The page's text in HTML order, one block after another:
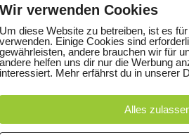
Wir verwenden Cookies
Um diese Website zu betreiben, ist es
verwenden. Einige Cookies sind
gewährleisten, andere brauchen wir für
andere helfen uns dir nur die Werbung
interessiert. Mehr erfährst du in unserer
Alles